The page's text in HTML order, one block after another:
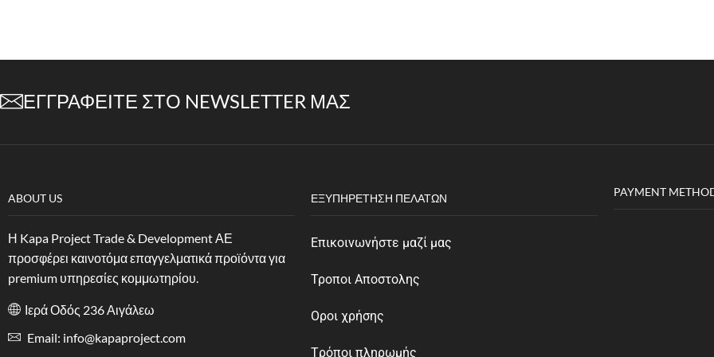
ΕΓΓΡΑΦΕΊΤΕ ΣΤΟ NEWSLETTER ΜΑΣ
ABOUT US
Η Kapa Project Trade & Development ΑΕ
προσφέρει καινοτόμα επαγγελματικά προϊόντα για
premium υπηρεσίες κομμωτηρίου.
Ιερά Οδός 236 Αιγάλεω
Email: info@kapaproject.com
ΕΞΥΠΗΡΈΤΗΣΗ ΠΕΛΑΤΏΝ
Επικοινωνήστε μαζί μας
Τροποι Αποστολης
Οροι χρήσης
Tρόποι πληρωμής
PAYMENT